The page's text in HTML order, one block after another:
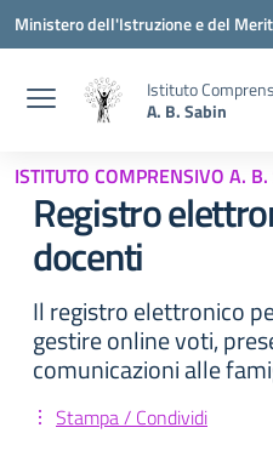
Vai ai contenuti
Vai al menu di navigazione
Vai al footer
Ministero dell'Istruzione e del
Istituto
A. B. Sabin
ISTITUTO COMPRENSIVO A.
Registro
docenti
Il registro elettronico
gestire online voti,
comunicazioni alle
Stampa / Condividi